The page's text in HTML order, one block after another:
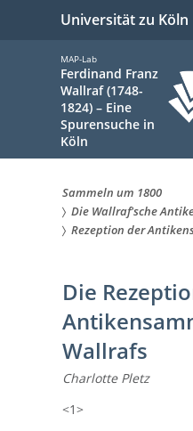
Universität zu Köln
MAP-Lab
Ferdinand Franz
Wallraf (1748-
1824) – Eine
Spurensuche in
Köln
Sie
sind
hier:
Sammeln um 1800
Die Wallraf'sche
Rezeption der
Die
Wallrafs
Charlotte Pletz
<1>